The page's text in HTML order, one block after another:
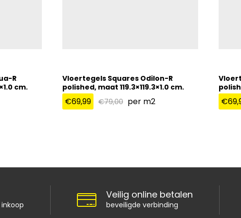
R
cm.
Vloertegels Squares Odilon-R
polished, maat 119.3×119.3×1.0 cm.
€69,99 €79,00 per m2
€
Veilig online betalen
beveiligde verbinding